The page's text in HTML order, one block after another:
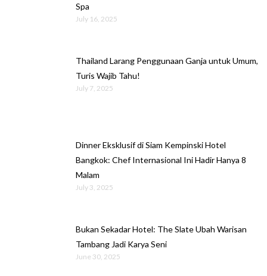
Spa
July 16, 2025
Thailand Larang Penggunaan Ganja untuk Umum,
Turis Wajib Tahu!
July 7, 2025
Dinner Eksklusif di Siam Kempinski Hotel
Bangkok: Chef Internasional Ini Hadir Hanya 8
Malam
July 3, 2025
Bukan Sekadar Hotel: The Slate Ubah Warisan
Tambang Jadi Karya Seni
June 30, 2025